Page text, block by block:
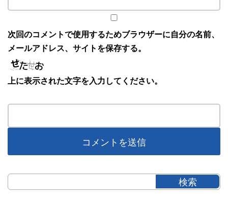
次回のコメントで使用するためブラウザーに自分の名前、
メールアドレス、サイトを保存する。
上に表示された文字を入力してください。